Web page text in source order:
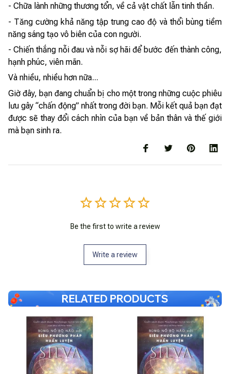
- Chữa lành những thương tổn, về cả vật chất lẫn tinh thần.
- Tăng cường khả năng tập trung cao độ và thổi bùng tiềm
năng sáng tạo vô biên của con người.
- Chiến thắng nỗi đau và nỗi sợ hãi để bước đến thành công,
hạnh phúc, viên mãn.
Và nhiều, nhiều hơn nữa...
Giờ đây, bạn đang chuẩn bị cho một trong những cuộc phiêu
lưu gây “chấn động” nhất trong đời bạn. Mỗi kết quả bạn đạt
được sẽ thay đổi cách nhìn của bạn về bản thân và thế giới
mà bạn sinh ra.
Be the first to write a review
Write a review
RELATED PRODUCTS